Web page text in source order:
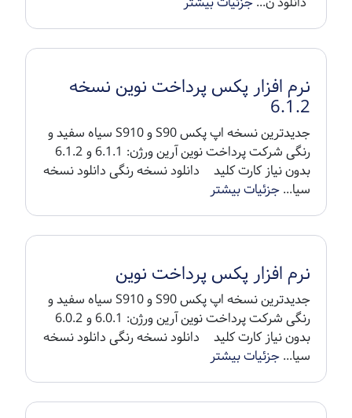
نرم افزار پکس پرداخت نوین نسخه
6.1.2
جدیدترین نسخه اپ پکس S90 و S910 سیاه سفید و
رنگی شرکت پرداخت نوین آرین ورژن: 6.1.1 و 6.1.2
بدون نیاز کارت کلید دانلود نسخه رنگی دانلود نسخه
سیا...جزئیات بیشتر
نرم افزار پکس پرداخت نوین
جدیدترین نسخه اپ پکس S90 و S910 سیاه سفید و
رنگی شرکت پرداخت نوین آرین ورژن: 6.0.1 و 6.0.2
بدون نیاز کارت کلید دانلود نسخه رنگی دانلود نسخه
سیا...جزئیات بیشتر